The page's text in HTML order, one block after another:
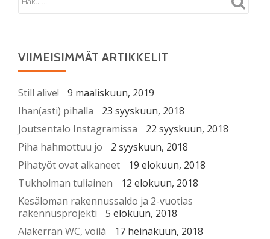
VIIMEISIMMÄT ARTIKKELIT
Still alive!
9 maaliskuun, 2019
Ihan(asti) pihalla
23 syyskuun, 2018
Joutsentalo Instagramissa
22 syyskuun, 2018
Piha hahmottuu jo
2 syyskuun, 2018
Pihatyöt ovat alkaneet
19 elokuun, 2018
Tukholman tuliainen
12 elokuun, 2018
Kesäloman rakennussaldo ja 2-vuotias
rakennusprojekti
5 elokuun, 2018
Alakerran WC, voilà
17 heinäkuun, 2018